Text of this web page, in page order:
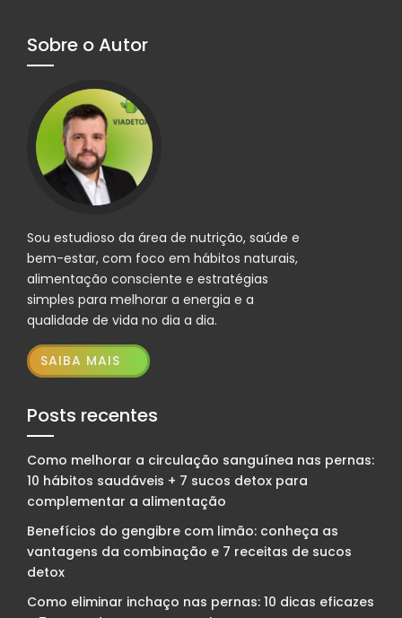
Sobre o Autor
Sou estudioso da área de nutrição, saúde e
bem-estar, com foco em hábitos naturais,
alimentação consciente e estratégias
simples para melhorar a energia e a
qualidade de vida no dia a dia.
SAIBA MAIS
Posts recentes
Como melhorar a circulação sanguínea nas pernas:
10 hábitos saudáveis + 7 sucos detox para
complementar a alimentação
Benefícios do gengibre com limão: conheça as
vantagens da combinação e 7 receitas de sucos
detox
Como eliminar inchaço nas pernas: 10 dicas eficazes